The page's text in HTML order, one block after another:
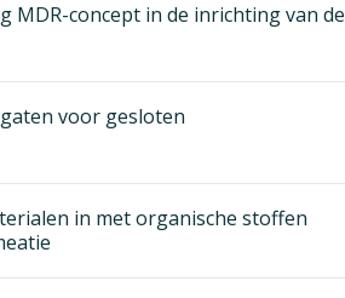
MDR-concept in de inrichting van de
voor gesloten
in met organische stoffen